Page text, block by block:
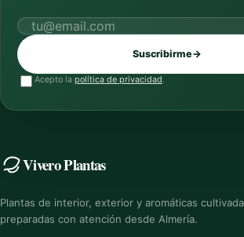
Correo electrónico
Suscribirme→
Acepto la política de privacidad.
Vivero Plantas
Plantas de interior, exterior y aromáticas
preparadas con atención desde Almería.